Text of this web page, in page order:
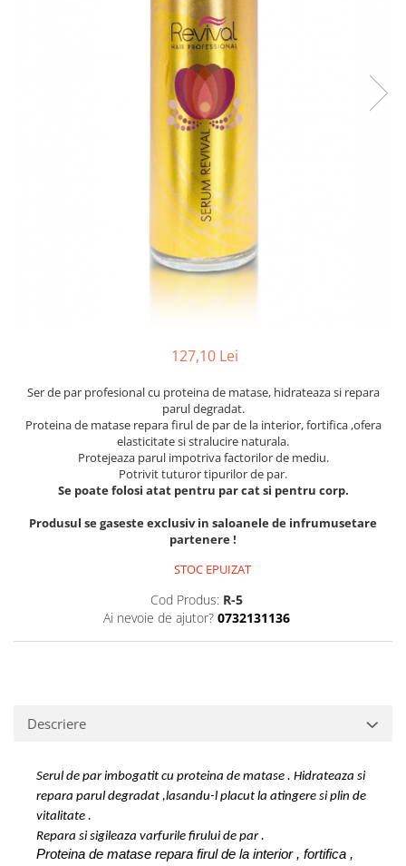
127,10 Lei
Ser de par profesional cu proteina de matase, hidrateaza si repara
parul degradat.
Proteina de matase repara firul de par de la interior, fortifica ,ofera
elasticitate si stralucire naturala.
Protejeaza parul impotriva factorilor de mediu.
Potrivit tuturor tipurilor de par.
Se poate folosi atat pentru par cat si pentru corp.
Produsul se gaseste exclusiv in saloanele de infrumusetare
partenere !
STOC EPUIZAT
Cod Produs: R-5
Ai nevoie de ajutor? 0732131136
Descriere
Serul de par imbogatit cu proteina de matase . Hidrateaza si
repara parul degradat ,lasandu-l placut la atingere si plin de
vitalitate .
Repara si sigileaza varfurile firului de par .
Proteina de matase repara firul de la interior , fortifica ,